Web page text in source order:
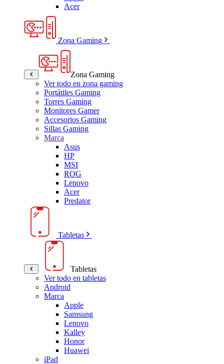
Acer
Zona Gaming
Zona Gaming
Ver todo en zona gaming
Portátiles Gaming
Torres Gaming
Monitores Gamer
Accesorios Gaming
Sillas Gaming
Marca
Asus
HP
MSI
ROG
Lenovo
Acer
Predator
Tabletas
Tabletas
Ver todo en tabletas
Android
Marca
Apple
Samsung
Lenovo
Kalley
Honor
Huawei
iPad